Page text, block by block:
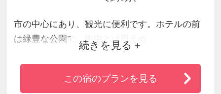
市の中心にあり、観光に便利です。ホテルの前
は緑豊な公園で、街中とは思えぬ
ほど閑静です。近くには美術館等、文化ゾーン
や史跡も多く散策が楽しめます。
南九州一の繁華街・天文館へは徒歩５分。夜の
続きを見る
この宿のプランを見る